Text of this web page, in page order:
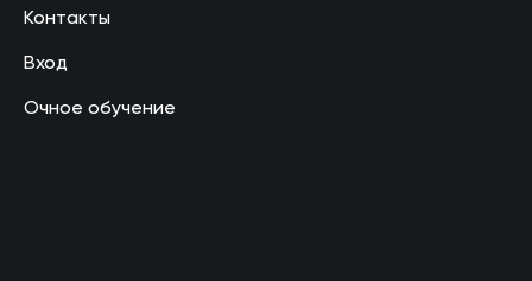
Контакты
Вход
Очное обучение